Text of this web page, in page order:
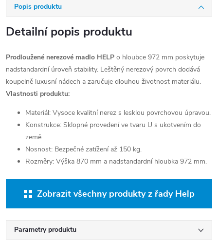
Popis produktu
Detailní popis produktu
Prodloužené nerezové madlo HELP o hloubce 972 mm poskytuje
nadstandardní úroveň stability. Leštěný nerezový povrch dodává
koupelně luxusní nádech a zaručuje dlouhou životnost materiálu.
Vlastnosti produktu:
Materiál: Vysoce kvalitní nerez s lesklou povrchovou úpravou.
Konstrukce: Sklopné provedení ve tvaru U s ukotvením do
země.
Nosnost: Bezpečné zatížení až 150 kg.
Rozměry: Výška 870 mm a nadstandardní hloubka 972 mm.
Zobrazit všechny produkty z řady Help
Parametry produktu